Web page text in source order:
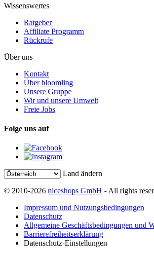
Wissenswertes
Ratgeber
Affiliate Programm
Rückrufe
Über uns
Kontakt
Über bloomling
Unsere Gruppe
Wir und unsere Umwelt
Freie Jobs
Folge uns auf
Land ändern
© 2010-2026 niceshops GmbH - All rights
Impressum und Nutzungsbedingungen
Datenschutz
Allgemeine Geschäftsbedingungen und
Barrierefreiheitserklärung
Datenschutz-Einstellungen